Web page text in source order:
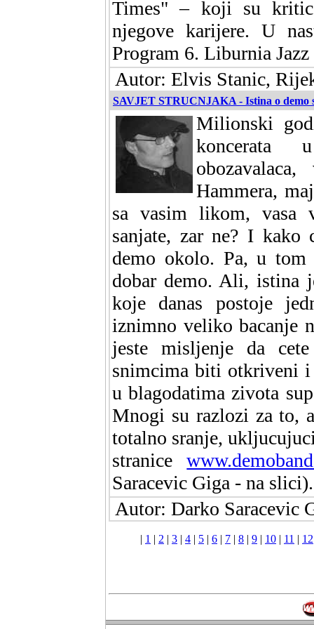
Times" – koji su
njegove karijere. U
Program 6. Liburnia
Autor: Elvis Stanic,
SAVJET STRUCNJAKA - Istina o demo
Milionski
koncerata
Hammera,
sa vasim likom, vasa
sanjate, zar ne? I kako
demo okolo. Pa, u tom
dobar demo. Ali, istina
koje danas postoje
iznimno veliko bacanje
jeste misljenje da
snimcima biti otkriveni i
u blagodatima zivota
Mnogi su razlozi za to,
totalno sranje,
stranice
Saracevic Giga - na slici).
Autor: Darko Saracevic
| 1 | 2 | 3 | 4 | 5 | 6 | 7 | 8 | 9 | 10 | 11 | 12